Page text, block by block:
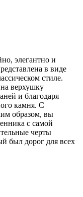
элегантно и
в виде
стиле.
верхушку
и благодаря
камня. С
образом, вы
с самой
черты
был дорог для всех